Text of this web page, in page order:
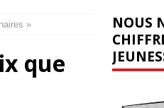
multiplie les
pour leurs déchets
»
que
NOUS